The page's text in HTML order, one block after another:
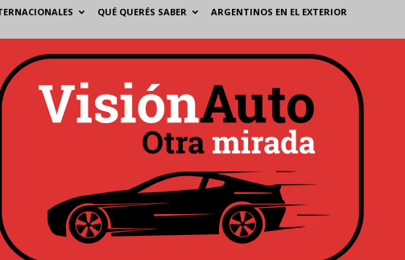
QUÉ QUERÉS SABER ARGENTINOS EN EL EXTERIOR